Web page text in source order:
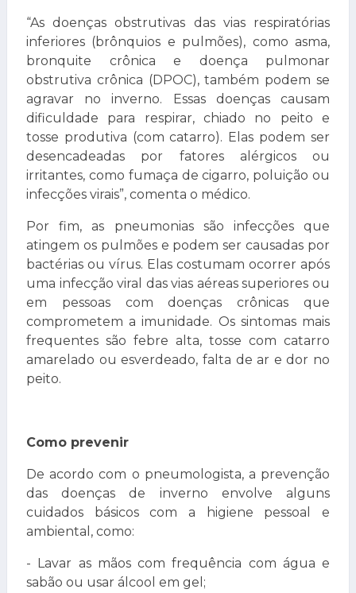
“As doenças obstrutivas das vias respiratórias
inferiores (brônquios e pulmões), como asma,
bronquite crônica e doença pulmonar
obstrutiva crônica (DPOC), também podem se
agravar no inverno. Essas doenças causam
dificuldade para respirar, chiado no peito e
tosse produtiva (com catarro). Elas podem ser
desencadeadas por fatores alérgicos ou
irritantes, como fumaça de cigarro, poluição ou
infecções virais”, comenta o médico.
Por fim, as pneumonias são infecções que
atingem os pulmões e podem ser causadas por
bactérias ou vírus. Elas costumam ocorrer após
uma infecção viral das vias aéreas superiores ou
em pessoas com doenças crônicas que
comprometem a imunidade. Os sintomas mais
frequentes são febre alta, tosse com catarro
amarelado ou esverdeado, falta de ar e dor no
peito.
Como prevenir
De acordo com o pneumologista, a prevenção
das doenças de inverno envolve alguns
cuidados básicos com a higiene pessoal e
ambiental, como:
- Lavar as mãos com frequência com água e
sabão ou usar álcool em gel;